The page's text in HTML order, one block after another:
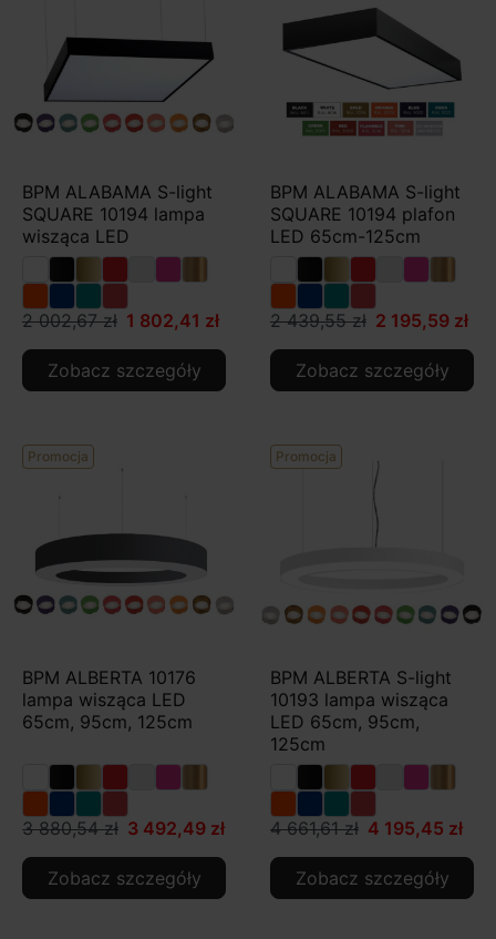
BPM ALABAMA S-light
SQUARE 10194 lampa
wisząca LED
2 002,67 zł 1 802,41 zł
Zobacz szczegóły
BPM ALABAMA S-light
SQUARE 10194 plafon
LED 65cm-125cm
2 439,55 zł 2 195,59 zł
Zobacz szczegóły
Promocja
BPM ALBERTA 10176
lampa wisząca LED
65cm, 95cm, 125cm
3 880,54 zł 3 492,49 zł
Zobacz szczegóły
Promocja
BPM ALBERTA S-light
10193 lampa wisząca
LED 65cm, 95cm,
125cm
4 661,61 zł 4 195,45 zł
Zobacz szczegóły